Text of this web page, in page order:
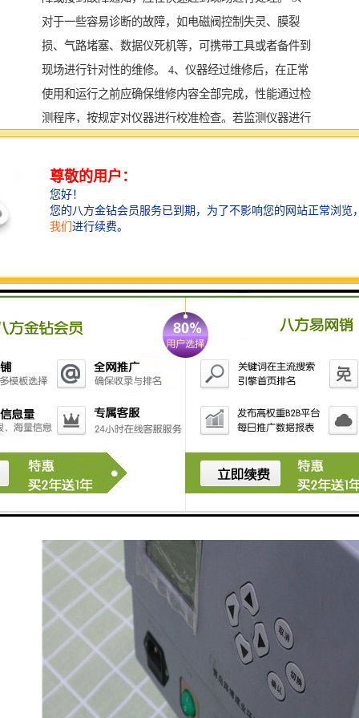
对于一些容易诊断的故障，如电磁阀控制失灵、膜裂
损、气路堵塞、数据仪死机等，可携带工具或者备件到
现场进行针对性的维修。 4、仪器经过维修后，在正常
使用和运行之前应确保维修内容全部完成，性能通过检
测程序，按规定对仪器进行校准检查。若监测仪器进行
了更换，在正常使用和运行之前应对仪器进行一次校验
和比对实验。 5、若数据存储/控制仪发生故障，应快速
修复或更换，并保证已采集的数据不丢失。 6、应备有
足够的备品备件及备用仪器，对其使用情况进行定期清
集、传输数据时，应及时向环境保护有关部门报告，必
要时采用人工方法进行监测。